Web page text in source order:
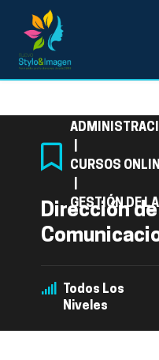
CURSOS
GESTIÓN DE
Dirección de
Todos Los
Niveles